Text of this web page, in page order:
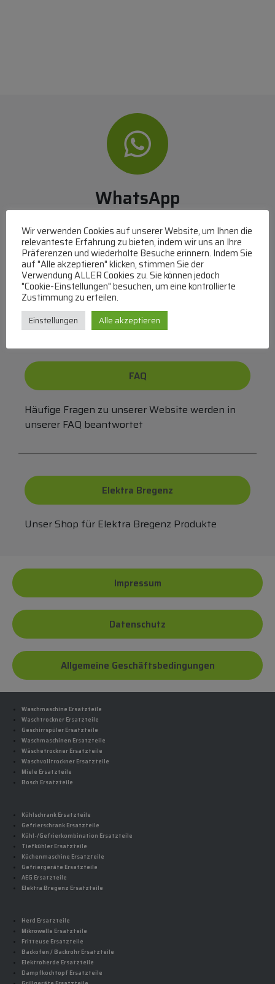
WhatsApp
aufnehmen
(MO-DO 8-17, FR 8-15 Uhr,+43 1 267 67 60)
Bei uns können Sie bezahlen per:
Überweisung
PayPal
MasterCard
FAQ
Häufige Fragen zu unserer Website werden in
unserer FAQ beantwortet
Elektra Bregenz
Unser Shop für Elektra Bregenz Produkte
Impressum
Datenschutz
Allgemeine Geschäftsbedingungen
Waschmaschine Ersatzteile
Waschtrockner Ersatzteile
Geschirrspüler Ersatzteile
Waschmaschinen Ersatzteile
Wäschetrockner Ersatzteile
Waschvolltrockner Ersatzteile
Miele Ersatzteile
Bosch Ersatzteile
Kühlschrank Ersatzteile
Gefrierschrank Ersatzteile
Kühl-/Gefrierkombination Ersatzteile
Tiefkühler Ersatzteile
Küchenmaschine Ersatzteile
Gefriergeräte Ersatzteile
AEG Ersatzteile
Elektra Bregenz Ersatzteile
Herd Ersatzteile
Mikrowelle Ersatzteile
Fritteuse Ersatzteile
Backofen / Backrohr Ersatzteile
Elektroherde Ersatzteile
Dampfkochtopf Ersatzteile
Wir verwenden Cookies auf unserer Website, um Ihnen die
relevanteste Erfahrung zu bieten, indem wir uns an Ihre
Präferenzen und wiederholte Besuche erinnern. Indem Sie
auf "Alle akzeptieren" klicken, stimmen Sie der
Verwendung ALLER Cookies zu. Sie können jedoch
"Cookie-Einstellungen" besuchen, um eine kontrollierte
Zustimmung zu erteilen.
Einstellungen Alle akzeptieren